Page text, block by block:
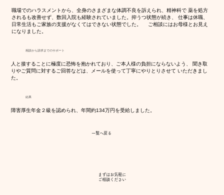
まずはお気軽に
​ご相談ください
職場でのハラスメントから、全身のさまざまな体調不良を訴えられ、精神科で 薬を処方
されるも改善せず、数回入院も経験されていました。抑うつ状態が続き、 仕事は休職、
日常生活もご家族の支援がなくてはできない状態でした。 ご相談にはお母様とお見え
になりました。
相談から請求までのサポート
人と接することに極度に恐怖を抱かれており、ご本人様の負担にならないよう、 聞き取
りやご質問に対するご回答などは、メールを使って丁寧にやりとりさせて いただきまし
た。
結果
障害厚生年金２級を認められ、年間約134万円を受給しました。
一覧へ戻る